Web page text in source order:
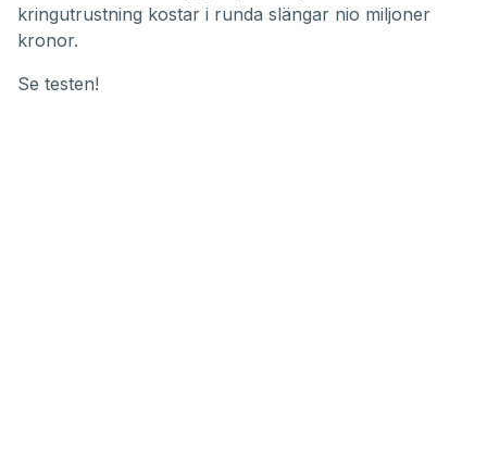
kringutrustning kostar i runda slängar nio miljoner
kronor.
Se testen!